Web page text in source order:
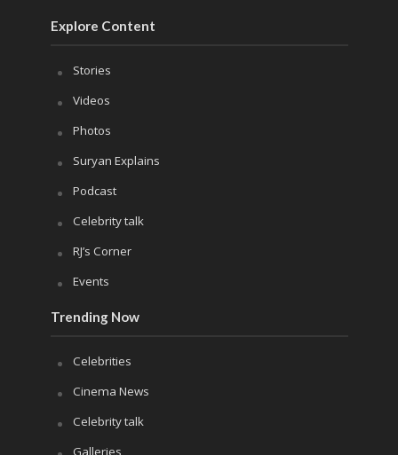
Explore Content
Stories
Videos
Photos
Suryan Explains
Podcast
Celebrity talk
RJ’s Corner
Events
Trending Now
Celebrities
Cinema News
Celebrity talk